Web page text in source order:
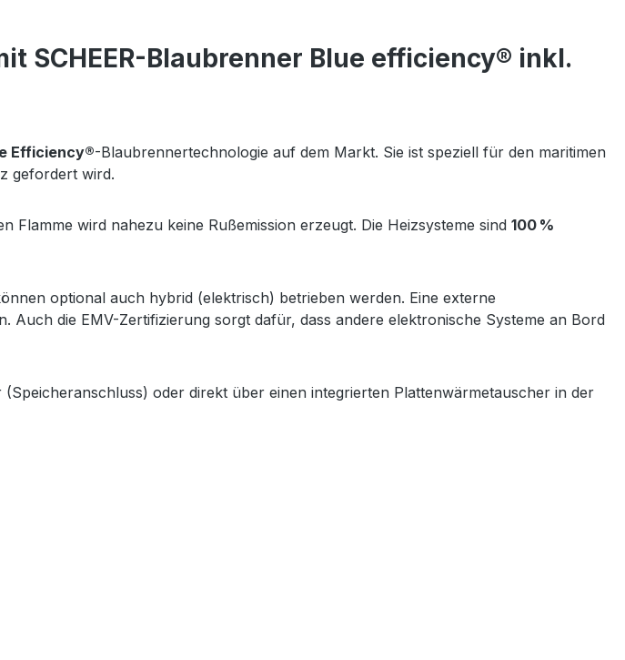
SCHEER-Blaubrenner Blue efficiency® inkl.
Efficiency®-Blaubrennertechnologie auf dem Markt. Sie ist speziell für den maritimen
gefordert wird.
wird nahezu keine Rußemission erzeugt. Die Heizsysteme sind 100 %
optional auch hybrid (elektrisch) betrieben werden. Eine externe
die EMV-Zertifizierung sorgt dafür, dass andere elektronische Systeme an Bord
oder direkt über einen integrierten Plattenwärmetauscher in der